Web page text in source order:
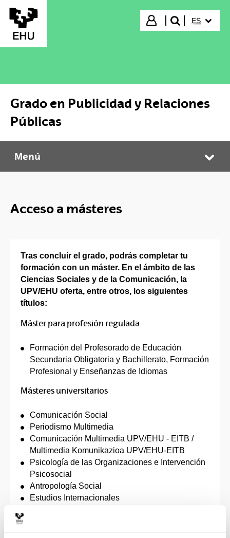
Saltar al contenido principal
Iniciar sesión
buscar"
ES
Grado en Publicidad y Relaciones
Públicas
Grado en Publicidad y Relaciones Públicas
Menú
Acceso a másteres
Tras concluir el grado, podrás completar tu
formación con un máster. En el ámbito de las
Ciencias Sociales y de la Comunicación, la
UPV/EHU oferta, entre otros, los siguientes
títulos:
Máster para profesión regulada
Formación del Profesorado de Educación
Secundaria Obligatoria y Bachillerato, Formación
Profesional y Enseñanzas de Idiomas
Másteres universitarios
Comunicación Social
Periodismo Multimedia
Comunicación Multimedia UPV/EHU - EITB /
Multimedia Komunikazioa UPV/EHU-EITB
Psicología de las Organizaciones e Intervención
Psicosocial
Antropología Social
Estudios Internacionales
International Master in Sociology of Law